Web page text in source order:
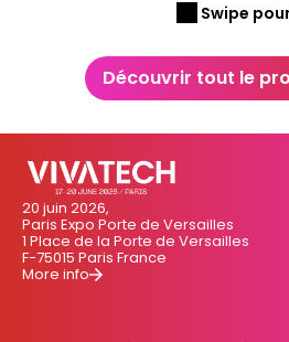
Swipe
20 juin 2026,
Paris Expo Porte de Versailles
1 Place de la Porte de Versailles
F-75015 Paris France
More info
Découvrir tout le